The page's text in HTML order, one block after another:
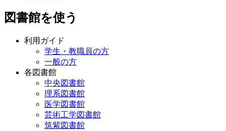
図書館を使う
利用ガイド
学生・教職員の方
一般の方
各図書館
中央図書館
理系図書館
医学図書館
芸術工学図書館
筑紫図書館